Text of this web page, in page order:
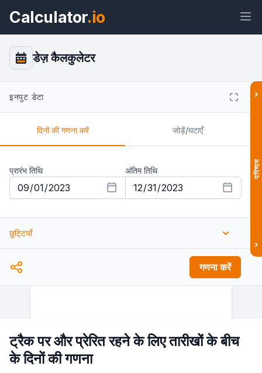
Calculator.io
के दिन विजेट
डेज़ कैलकुलेटर
इनपुट डेटा
दिनों की गणना करें जोड़ें/घटाएँ
प्रारंभ तिथि अंतिम तिथि
छुट्टियाँ
छुट्टी महीना दिन
गणना करें
›
परिणाम
›
ट्रैक पर और प्रेरित रहने के लिए तारीखों के बीच
के दिनों की गणना